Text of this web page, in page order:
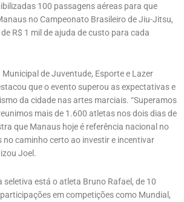
100 passagens aéreas para que
no Campeonato Brasileiro de Jiu-Jitsu,
R$ 1 mil de ajuda de custo para cada
de Juventude, Esporte e Lazer
que o evento superou as expectativas e
da cidade nas artes marciais. “Superamos
mais de 1.600 atletas nos dois dias de
que Manaus hoje é referência nacional no
no caminho certo ao investir e incentivar
Joel.
seletiva está o atleta Bruno Rafael, de 10
em competições como Mundial,